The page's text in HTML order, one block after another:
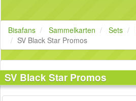
Bisafans Sammelkarten Sets
SV Black Star Promos
SV Black Star Promos